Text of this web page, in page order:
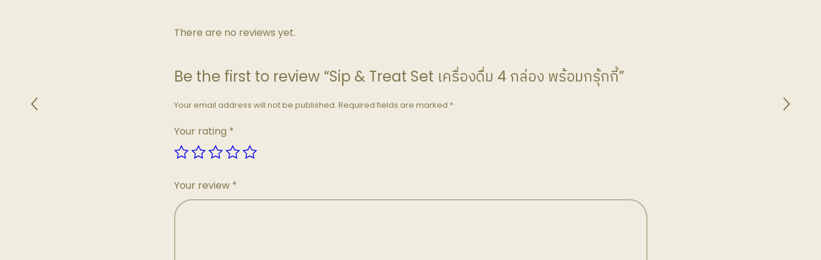
There are no reviews yet.
Be the first to review “Sip & Treat Set ​เครื่องดื่ม 4 กล่อง พร้อมกรุ้กกี้”
Your email address will not be published. Required fields are marked *
Your rating *
Your review *